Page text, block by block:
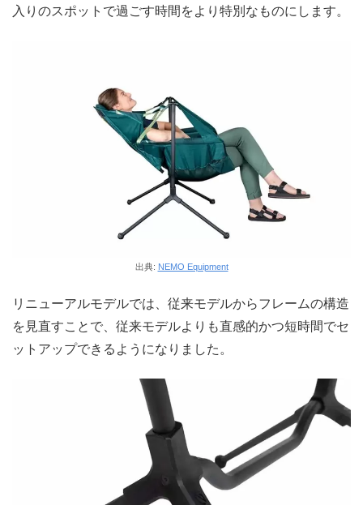
入りのスポットで過ごす時間をより特別なものにします。
出典: NEMO Equipment
リニューアルモデルでは、従来モデルからフレームの構造
を見直すことで、従来モデルよりも直感的かつ短時間でセ
ットアップできるようになりました。